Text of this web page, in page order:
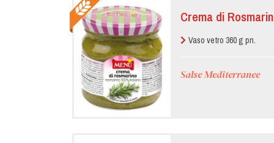
Crema di
Vaso vetro 360 g pn.
Salse Mediterranee